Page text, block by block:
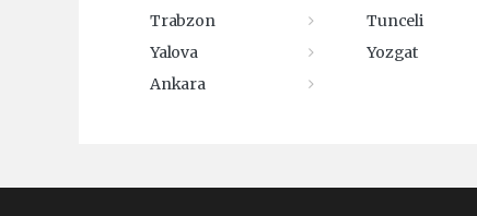
Trabzon
Tunceli
Yalova
Yozgat
Ankara